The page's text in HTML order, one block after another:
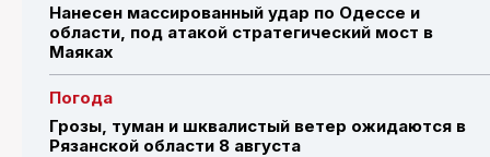
Нанесен массированный удар по Одессе и
области, под атакой стратегический мост в
Маяках
Погода
Грозы, туман и шквалистый ветер ожидаются в
Рязанской области 8 августа